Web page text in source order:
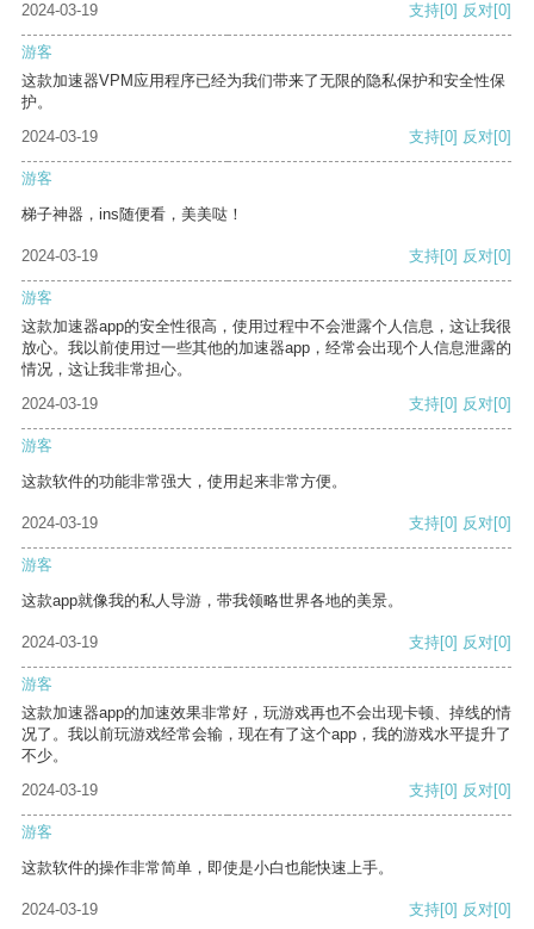
2024-03-19 支持[0] 反对[0]
游客
这款加速器VPM应用程序已经为我们带来了无限的隐私保护和安全性保
护。
2024-03-19
支持[0] 反对[0]
游客
梯子神器，ins随便看，美美哒！
2024-03-19 支持[0] 反对[0]
游客
这款加速器app的安全性很高，使用过程中不会泄露个人信息，这让我很
放心。我以前使用过一些其他的加速器app，经常会出现个人信息泄露的
情况，这让我非常担心。
2024-03-19
支持[0] 反对[0]
游客
这款软件的功能非常强大，使用起来非常方便。
2024-03-19 支持[0] 反对[0]
游客
这款app就像我的私人导游，带我领略世界各地的美景。
2024-03-19 支持[0] 反对[0]
游客
这款加速器app的加速效果非常好，玩游戏再也不会出现卡顿、掉线的情
况了。我以前玩游戏经常会输，现在有了这个app，我的游戏水平提升了
不少。
2024-03-19
支持[0] 反对[0]
游客
这款软件的操作非常简单，即使是小白也能快速上手。
2024-03-19 支持[0] 反对[0]